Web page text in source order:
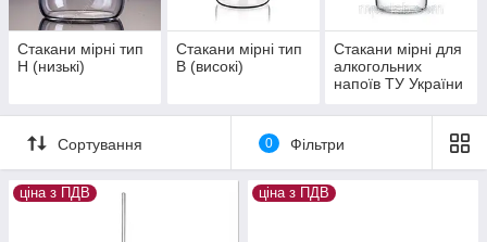
Стакани мірні тип
Н (низькі)
Стакани мірні тип
В (високі)
Стакани мірні для
алкогольних
напоїв ТУ України
Сортування 0 Фільтри
ціна з ПДВ ціна з ПДВ